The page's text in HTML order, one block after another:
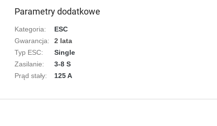
Parametry dodatkowe
Kategoria:
ESC
Gwarancja:
2 lata
Typ ESC:
Single
Zasilanie:
3-8 S
Prąd stały: 125 A